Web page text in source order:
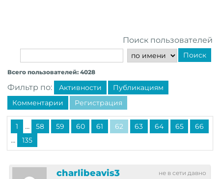
Поиск пользователей
Поиск
Всего пользователей: 4028
Фильтр по: Активности
Публикациям
Комментарии
Регистрация
1 ... 58 59 60 61 62 63 64 65 66
... 135
не в сети давно
charlibeavis3